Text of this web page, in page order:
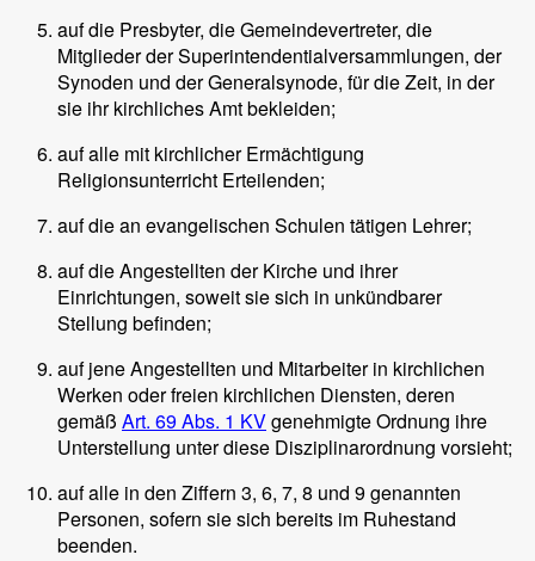
auf die Presbyter, die Gemeindevertreter, die
Mitglieder der Superintendentialversammlungen, der
Synoden und der Generalsynode, für die Zeit, in der
sie ihr kirchliches Amt bekleiden;
auf alle mit kirchlicher Ermächtigung
Religionsunterricht Erteilenden;
auf die an evangelischen Schulen tätigen Lehrer;
auf die Angestellten der Kirche und ihrer
Einrichtungen, soweit sie sich in unkündbarer
Stellung befinden;
auf jene Angestellten und Mitarbeiter in kirchlichen
Werken oder freien kirchlichen Diensten, deren
gemäß Art. 69 Abs. 1 KVgenehmigte Ordnung ihre
Unterstellung unter diese Disziplinarordnung vorsieht;
auf alle in den Ziffern 3, 6, 7, 8 und 9 genannten
Personen, sofern sie sich bereits im Ruhestand
beenden.